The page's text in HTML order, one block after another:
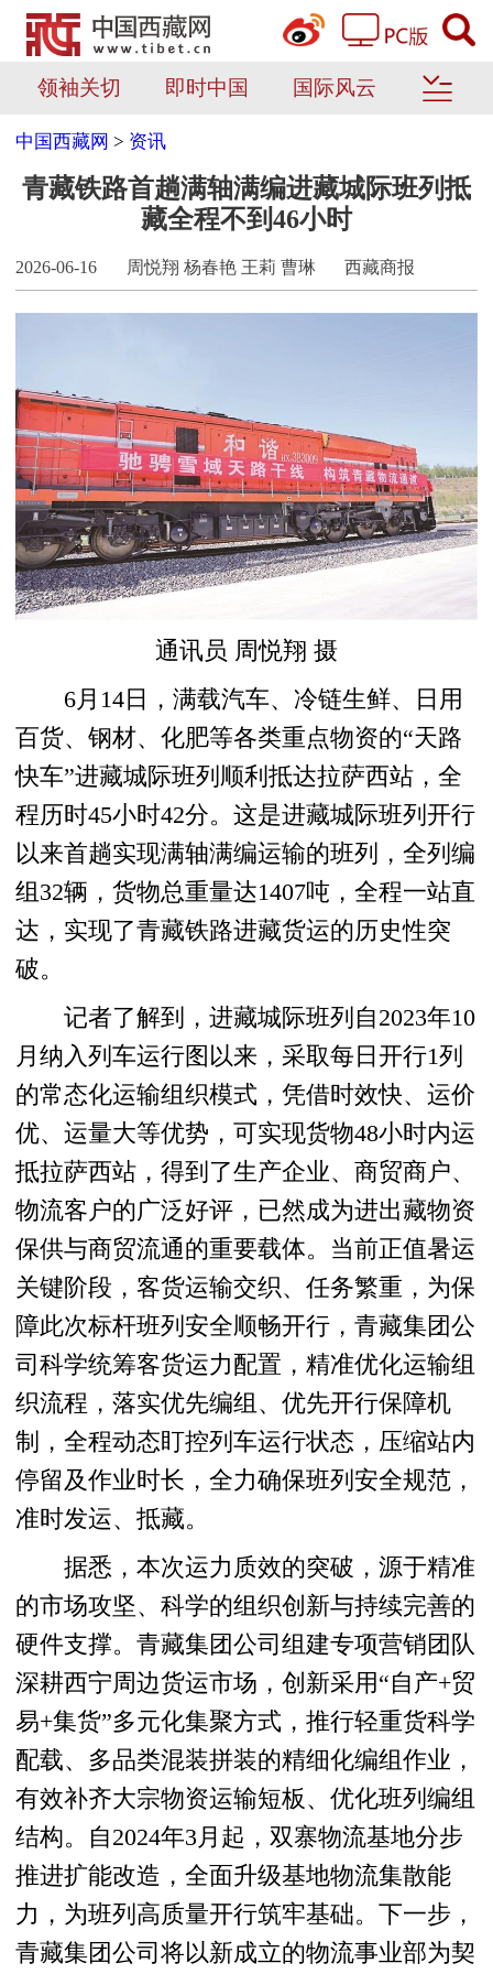
领袖关切 即时中国 国际风云
中国西藏网 > 资讯
青藏铁路首趟满轴满编进藏城际班列抵
藏全程不到46小时
2026-06-16 周悦翔 杨春艳 王莉 曹琳 西藏商报
通讯员 周悦翔 摄
6月14日，满载汽车、冷链生鲜、日用
百货、钢材、化肥等各类重点物资的“天路
快车”进藏城际班列顺利抵达拉萨西站，全
程历时45小时42分。这是进藏城际班列开行
以来首趟实现满轴满编运输的班列，全列编
组32辆，货物总重量达1407吨，全程一站直
达，实现了青藏铁路进藏货运的历史性突
破。
记者了解到，进藏城际班列自2023年10
月纳入列车运行图以来，采取每日开行1列
的常态化运输组织模式，凭借时效快、运价
优、运量大等优势，可实现货物48小时内运
抵拉萨西站，得到了生产企业、商贸商户、
物流客户的广泛好评，已然成为进出藏物资
保供与商贸流通的重要载体。当前正值暑运
关键阶段，客货运输交织、任务繁重，为保
障此次标杆班列安全顺畅开行，青藏集团公
司科学统筹客货运力配置，精准优化运输组
织流程，落实优先编组、优先开行保障机
制，全程动态盯控列车运行状态，压缩站内
停留及作业时长，全力确保班列安全规范，
准时发运、抵藏。
据悉，本次运力质效的突破，源于精准
的市场攻坚、科学的组织创新与持续完善的
硬件支撑。青藏集团公司组建专项营销团队
深耕西宁周边货运市场，创新采用“自产+贸
易+集货”多元化集聚方式，推行轻重货科学
配载、多品类混装拼装的精细化编组作业，
有效补齐大宗物资运输短板、优化班列编组
结构。自2024年3月起，双寨物流基地分步
推进扩能改造，全面升级基地物流集散能
力，为班列高质量开行筑牢基础。下一步，
青藏集团公司将以新成立的物流事业部为契